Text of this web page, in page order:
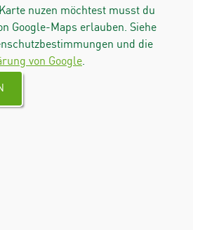
nuzen möchtest musst du
Google-Maps erlauben. Siehe
und die
von Google.